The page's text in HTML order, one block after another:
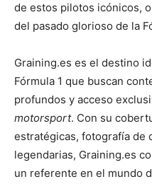
de estos pilotos icónicos,
del pasado glorioso de la
Graining.es es el destino
Fórmula 1 que buscan
profundos y acceso
motorsport. Con su
estratégicas, fotografía de
legendarias, Graining.es
un referente en el mundo